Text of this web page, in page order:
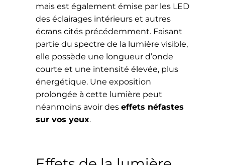
mais est également émise par les LED
des éclairages intérieurs et autres
écrans cités précédemment. Faisant
partie du spectre de la lumière visible,
elle possède une longueur d’onde
courte et une intensité élevée, plus
énergétique. Une exposition
prolongée à cette lumière peut
néanmoins avoir des effets néfastes
sur vos yeux.